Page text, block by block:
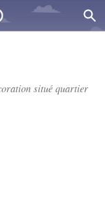
situé quartier